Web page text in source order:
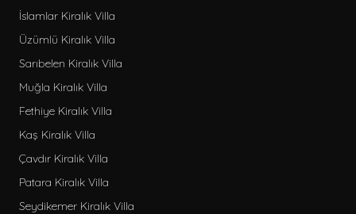
İslamlar Kiralık Villa
Üzümlü Kiralık Villa
Sarıbelen Kiralık Villa
Muğla Kiralık Villa
Fethiye Kiralık Villa
Kaş Kiralık Villa
Çavdır Kiralık Villa
Patara Kiralık Villa
Seydikemer Kiralık Villa